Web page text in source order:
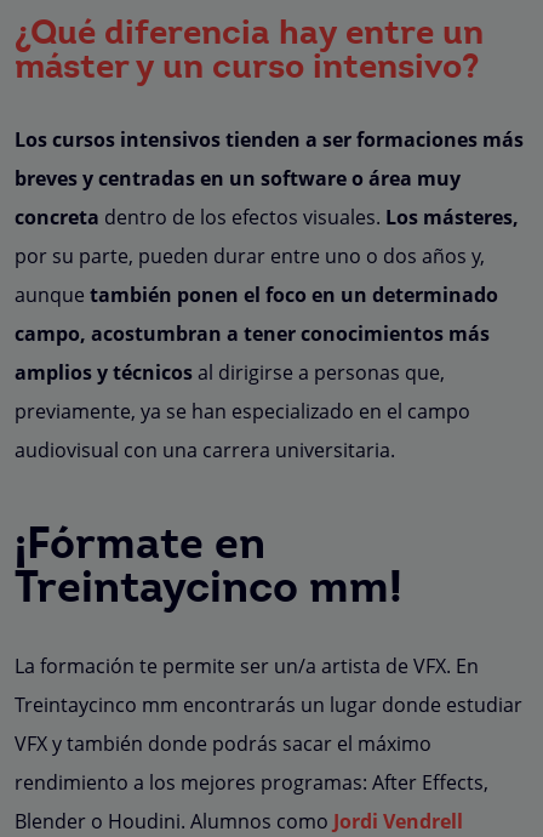
¿Qué diferencia hay entre un
máster y un curso intensivo?
Los cursos intensivos tienden a ser formaciones más
breves y centradas en un software o área muy
concreta dentro de los efectos visuales. Los másteres,
por su parte, pueden durar entre uno o dos años y,
aunque también ponen el foco en un determinado
campo, acostumbran a tener conocimientos más
amplios y técnicosal dirigirse a personas que,
previamente, ya se han especializado en el campo
audiovisual con una carrera universitaria.
¡Fórmate en
Treintaycinco mm!
La formación te permite ser un/a artista de VFX. En
Treintaycinco mm encontrarás un lugar donde estudiar
VFX y también donde podrás sacar el máximo
rendimiento a los mejores programas: After Effects,
Blender o Houdini. Alumnos como Jordi Vendrell